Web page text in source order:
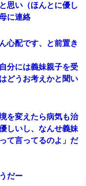
思い（ほんとに優し
に連絡
心配です、と前置き
分には義妹親子を受
どうお考えかと聞い
を変えたら病気も治
しいし、なんせ義妹
て言ってるのよ」だ
だー